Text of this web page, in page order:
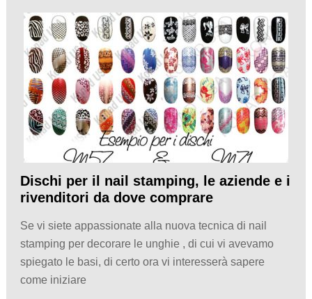
Dischi per il nail stamping, le aziende e i
rivenditori da dove comprare
Se vi siete appassionate alla nuova tecnica di nail
stamping per decorare le unghie , di cui vi avevamo
spiegato le basi, di certo ora vi interesserà sapere
come iniziare